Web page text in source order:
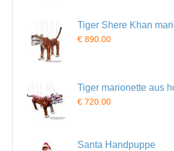
Tiger Shere Khan
€ 890.00
Tiger marionette aus
€ 720.00
Santa Handpuppe